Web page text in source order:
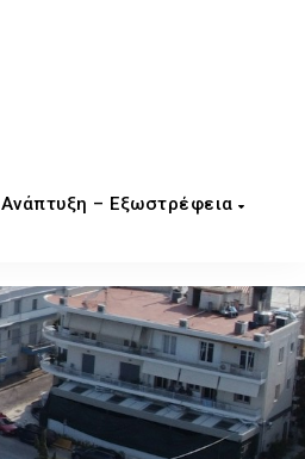
Ανάπτυξη – Εξωστρέφεια